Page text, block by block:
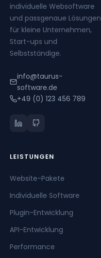
individuelle Websoftware
und passgenaue Lösungen
für kleine Unternehmen,
Start-ups und
Selbstständige.
info@taurus-
software.de
+49 (0) 123 456 789
LEISTUNGEN
Website-Pakete
Individuelle Software
Plugin-Entwicklung
API-Entwicklung
Performance